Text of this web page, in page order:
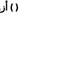
أشهر الدولار النيوزيلاندي (NZD) أزواج ( )